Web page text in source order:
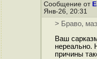
Сообщение от
Янв-26, 20:31
> Браво,
Ваш
нереально.
причины